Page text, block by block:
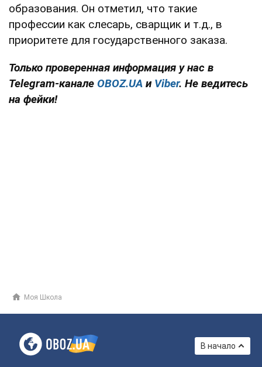
образования. Он отметил, что такие
профессии как слесарь, сварщик и т.д., в
приоритете для государственного заказа.
Только проверенная информация у нас в
Telegram-канале OBOZ.UA и Viber. Не ведитесь
на фейки!
Моя Школа
В начало